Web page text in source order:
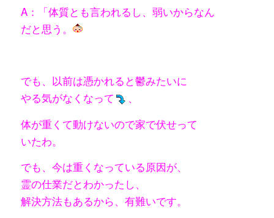
A：「体質とも言われるし、弱いからなん
だと思う。
でも、以前は憑かれると鬱みたいに
やる気がなくなって
、
体が重くて動けないので家で伏せって
いたわ。
でも、今は重くなっている原因が、
霊の仕業だとわかったし、
解決方法もあるから、有難いです。